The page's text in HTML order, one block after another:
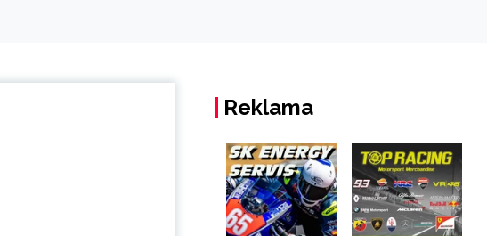
Reklama